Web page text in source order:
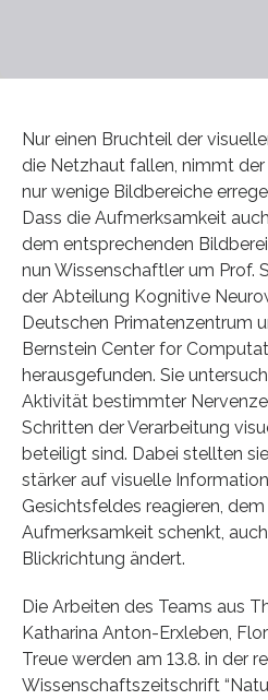
Nur einen Bruchteil der
die Netzhaut fallen, nimmt
nur wenige Bildbereiche
Dass die Aufmerksamkeit
dem entsprechenden
nun Wissenschaftler um Prof.
der Abteilung Kognitive
Deutschen Primatenzentrum
Bernstein Center for
herausgefunden. Sie
Aktivität bestimmter
Schritten der Verarbeitung
beteiligt sind. Dabei stellten
stärker auf visuelle
Gesichtsfeldes reagieren,
Aufmerksamkeit schenkt,
Blickrichtung ändert.
Die Arbeiten des Teams aus
Katharina Anton-Erxleben,
Treue werden am 13.8. in der
Wissenschaftszeitschrift